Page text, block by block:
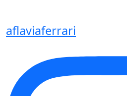
aflaviaferrari